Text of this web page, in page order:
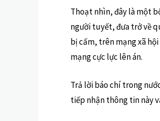
Thoạt nhìn, đây là một
người tuyết, đưa trở về
bị cấm, trên mạng xã hội
mạng cực lực lên án.
Trả lời báo chí trong
tiếp nhận thông tin này